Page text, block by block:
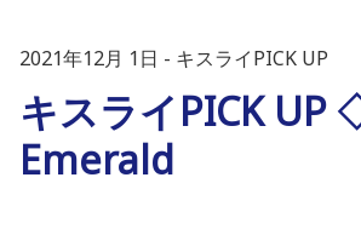
2021年12月 1日 キスライPICK UP
キスライPICK UP
Emerald